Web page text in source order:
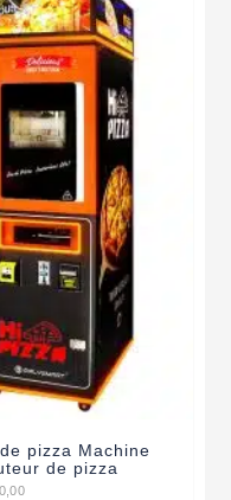
pizza Machine
de pizza